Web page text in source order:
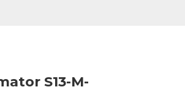
S13-M-